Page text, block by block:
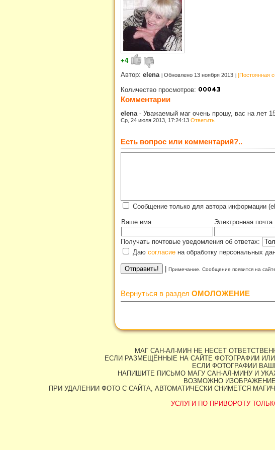
+4
Автор: elena Обновлено 13 ноября 2013 [Постоянная
Количество просмотров:
Комментарии
elena - Уважаемый маг очень прошу, вас на лет
Ср, 24 июля 2013, 17:24:13 Ответить
Есть вопрос или комментарий?..
Сообщение только для автора информации
Ваше имя Электронная почта
Получать почтовые уведомления об ответах:
Даю согласие на обработку персональных
Примечание. Сообщение появится на
Вернуться в раздел ОМОЛОЖЕНИЕ
МАГ САН-АЛ-МИН НЕ НЕСЕТ
ЕСЛИ РАЗМЕЩЁННЫЕ НА САЙТЕ ФОТОГРАФИИ
ЕСЛИ ФОТОГРАФИИ
НАПИШИТЕ ПИСЬМО МАГУ САН-АЛ-МИНУ И
ВОЗМОЖНО
ПРИ УДАЛЕНИИ ФОТО С САЙТА, АВТОМАТИЧЕСКИ СНИМЕТСЯ
УСЛУГИ ПО ПРИВОРОТУ